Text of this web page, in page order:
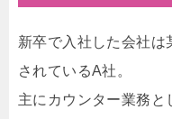
新卒で入社した会社は
されているA社。
主にカウンター業務と